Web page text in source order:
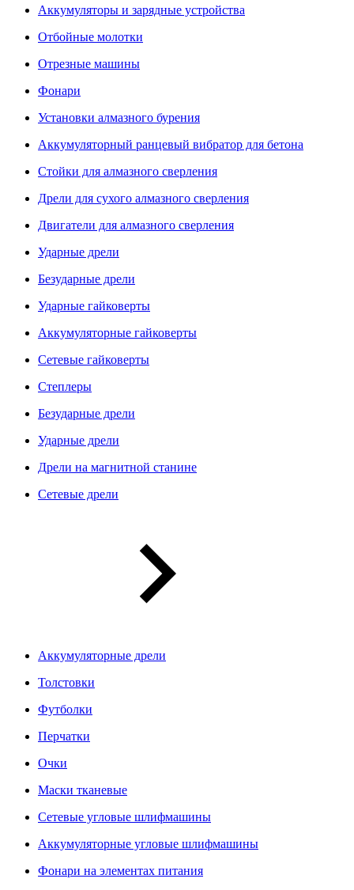
Аккумуляторы и зарядные устройства
Отбойные молотки
Отрезные машины
Фонари
Установки алмазного бурения
Аккумуляторный ранцевый вибратор для бетона
Стойки для алмазного сверления
Дрели для сухого алмазного сверления
Двигатели для алмазного сверления
Ударные дрели
Безударные дрели
Ударные гайковерты
Аккумуляторные гайковерты
Сетевые гайковерты
Степлеры
Безударные дрели
Ударные дрели
Дрели на магнитной станине
Сетевые дрели
Аккумуляторные дрели
Толстовки
Футболки
Перчатки
Очки
Маски тканевые
Сетевые угловые шлифмашины
Аккумуляторные угловые шлифмашины
Фонари на элементах питания